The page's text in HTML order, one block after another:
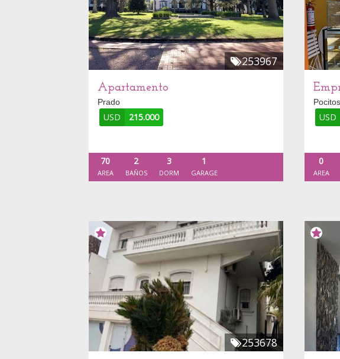
253967
Apartamento
Prado
USD 215.000
70
AREA
2
BAÑOS
3
DORM
1
GARAGE
Pocitos
USD
0
AREA
253678